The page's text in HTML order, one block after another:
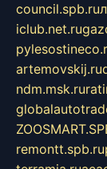
council.spb.ru
iclub.net.ru
artemovskij.ru
ndm.msk.ru
remontt.spb.ru